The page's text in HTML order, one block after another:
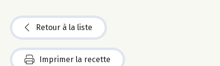
Retour à la liste
Imprimer la recette